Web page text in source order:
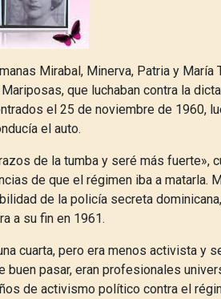
Mirabal, Minerva, Patria y
que luchaban contra la
el 25 de noviembre de 1960,
el auto.
de la tumba y seré más fuerte»,
de que el régimen iba a matarla.
de la policía secreta
a su fin en 1961.
cuarta, pero era menos activista y
buen pasar, eran profesionales
de activismo político contra el